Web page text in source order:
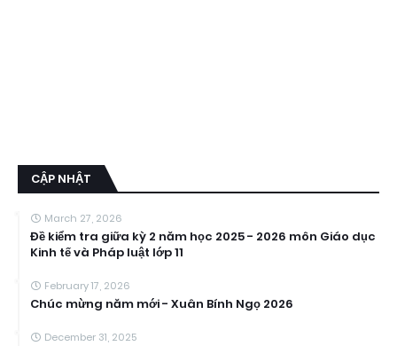
CẬP NHẬT
March 27, 2026
Đề kiểm tra giữa kỳ 2 năm học 2025 - 2026 môn Giáo dục
Kinh tế và Pháp luật lớp 11
February 17, 2026
Chúc mừng năm mới - Xuân Bính Ngọ 2026
December 31, 2025